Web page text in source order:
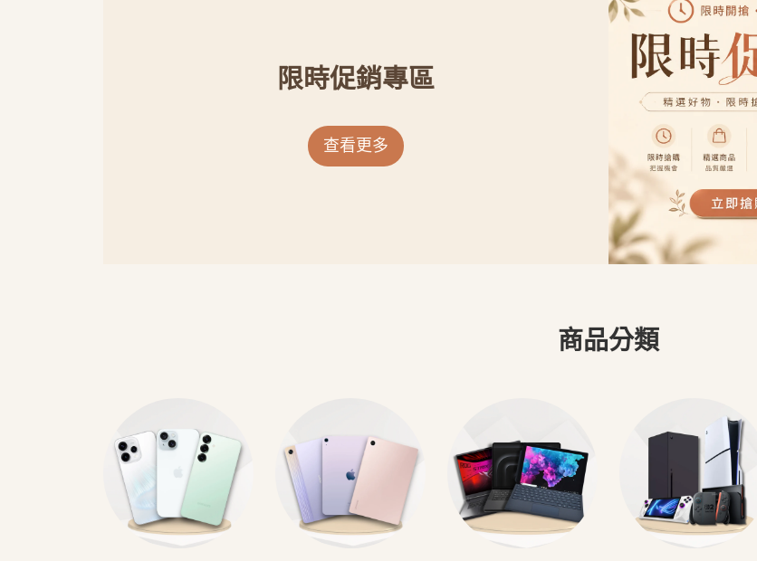
限時促銷專區
查看更多
商品分類